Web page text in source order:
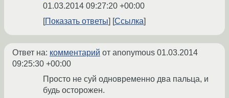
01.03.2014 09:27:20 +00:00
Показать ответы
Ссылка
Ответ на: комментарий от anonymous 01.03.2014
09:25:30 +00:00
Просто не суй одновременно два пальца, и
будь осторожен.